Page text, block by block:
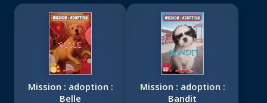
Mission : adoption :
Belle
Mission : adoption :
Bandit